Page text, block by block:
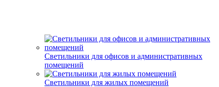
Светильники для офисов и административных
помещений
Светильники для жилых помещений